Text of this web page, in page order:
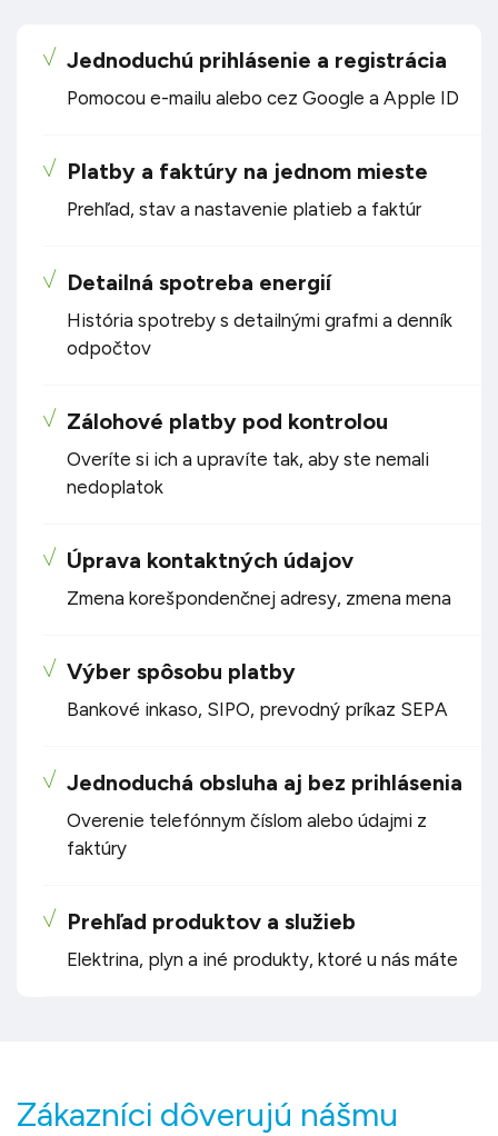
Jednoduchú prihlásenie a registrácia
Pomocou e-mailu alebo cez Google a Apple ID
Platby a faktúry na jednom mieste
Prehľad, stav a nastavenie platieb a faktúr
Detailná spotreba energií
História spotreby s detailnými grafmi a denník
odpočtov
Zálohové platby pod kontrolou
Overíte si ich a upravíte tak, aby ste nemali
nedoplatok
Úprava kontaktných údajov
Zmena korešpondenčnej adresy, zmena mena
Výber spôsobu platby
Bankové inkaso, SIPO, prevodný príkaz SEPA
Jednoduchá obsluha aj bez prihlásenia
Overenie telefónnym číslom alebo údajmi z
faktúry
Prehľad produktov a služieb
Elektrina, plyn a iné produkty, ktoré u nás máte
Zákazníci dôverujú nášmu